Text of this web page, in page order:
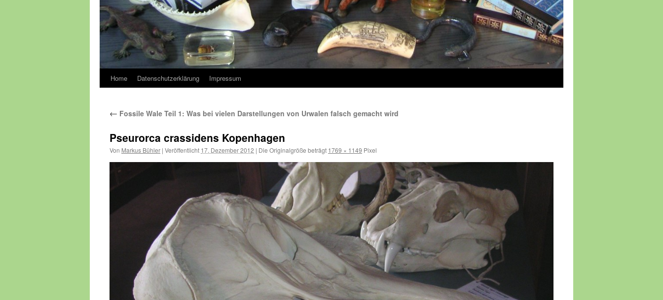
Home Datenschutzerklärung Impressum
← Fossile Wale Teil 1: Was bei vielen Darstellungen von Urwalen falsch gemacht wird
Pseurorca crassidens Kopenhagen
Von Markus Bühler | Veröffentlicht 17. Dezember 2012 | Die Originalgröße beträgt 1769 × 1149 Pixel